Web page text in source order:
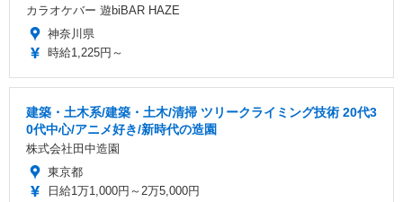
カラオケバー 遊biBAR HAZE
神奈川県
時給1,225円～
建築・土木系/建築・土木/清掃 ツリークライミング技術 20代3
0代中心/アニメ好き/新時代の造園
株式会社田中造園
東京都
日給1万1,000円～2万5,000円